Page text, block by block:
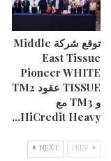
توقع شركة Middle
East Tissue
Pioneer WHITE
TISSUE عقود TM2
و TM3 مع
HiCredit Heavy…
NEXT